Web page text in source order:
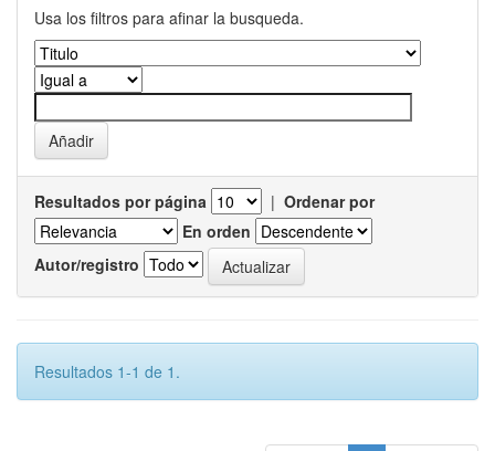
Usa los filtros para afinar la busqueda.
Resultados por página | Ordenar por
En orden
Autor/registro
Resultados 1-1 de 1.